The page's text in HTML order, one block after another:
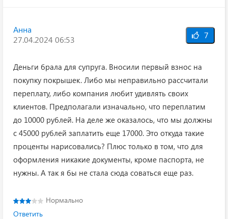
Анна
27.04.2024 06:53
7
Деньги брала для супруга. Вносили первый взнос на
покупку покрышек. Либо мы неправильно рассчитали
переплату, либо компания любит удивлять своих
клиентов. Предполагали изначально, что переплатим
до 10000 рублей. На деле же оказалось, что мы должны
с 45000 рублей заплатить еще 17000. Это откуда такие
проценты нарисовались? Плюс только в том, что для
оформления никакие документы, кроме паспорта, не
нужны. А так я бы не стала сюда соваться еще раз.
Нормально
Ответить